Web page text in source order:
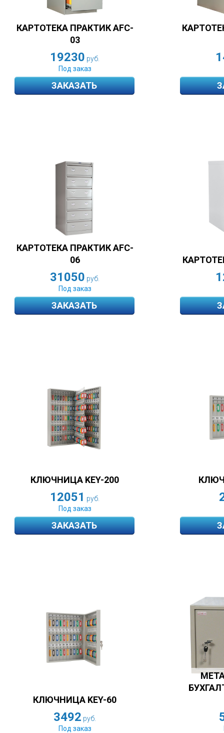
КАРТОТЕКА ПРАКТИК AFC-
03
19230 руб.
Под заказ
ЗАКАЗАТЬ
КАРТОТЕКА ПРАКТИК AFC-
06
31050 руб.
Под заказ
ЗАКАЗАТЬ
КЛЮЧНИЦА KEY-200
12051 руб.
Под заказ
ЗАКАЗАТЬ
КЛЮЧНИЦА KEY-60
3492 руб.
Под заказ